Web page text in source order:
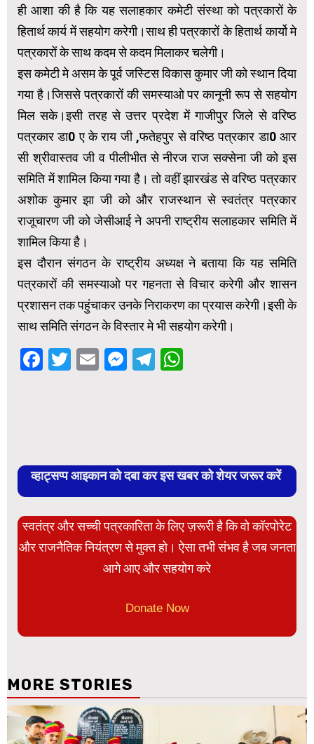
ही आशा की है कि यह सलाहकार कमेटी संस्था को पत्रकारों के
हितार्थ कार्य में सहयोग करेगी।साथ ही पत्रकारों के हितार्थ कार्यो मे
पत्रकारों के साथ कदम से कदम मिलाकर चलेगी।
इस कमेटी मे असम के पूर्व जस्टिस विकास कुमार जी को स्थान दिया
गया है।जिससे पत्रकारों की समस्याओ पर कानूनी रूप से सहयोग
मिल सके।इसी तरह से उत्तर प्रदेश में गाजीपुर जिले से वरिष्ठ
पत्रकार डा0 ए के राय जी ,फतेहपुर से वरिष्ठ पत्रकार डा0 आर
सी श्रीवास्तव जी व पीलीभीत से नीरज राज सक्सेना जी को इस
समिति में शामिल किया गया है। तो वहीं झारखंड से वरिष्ठ पत्रकार
अशोक कुमार झा जी को और राजस्थान से स्वतंत्र पत्रकार
राजूचारण जी को जेसीआई ने अपनी राष्ट्रीय सलाहकार समिति में
शामिल किया है।
इस दौरान संगठन के राष्ट्रीय अध्यक्ष ने बताया कि यह समिति
पत्रकारों की समस्याओ पर गहनता से विचार करेगी और शासन
प्रशासन तक पहुंचाकर उनके निराकरण का प्रयास करेगी।इसी के
साथ समिति संगठन के विस्तार मे भी सहयोग करेगी।
Facebook
Twitter
EmailMessenger
Telegram
व्हाट्सप्प आइकान को दबा कर इस खबर को शेयर जरूर करें
स्वतंत्र और सच्ची पत्रकारिता के लिए ज़रूरी है कि वो कॉरपोरेट
और राजनैतिक नियंत्रण से मुक्त हो। ऐसा तभी संभव है जब जनता
आगे आए और सहयोग करे
Donate Now
MORE STORIES